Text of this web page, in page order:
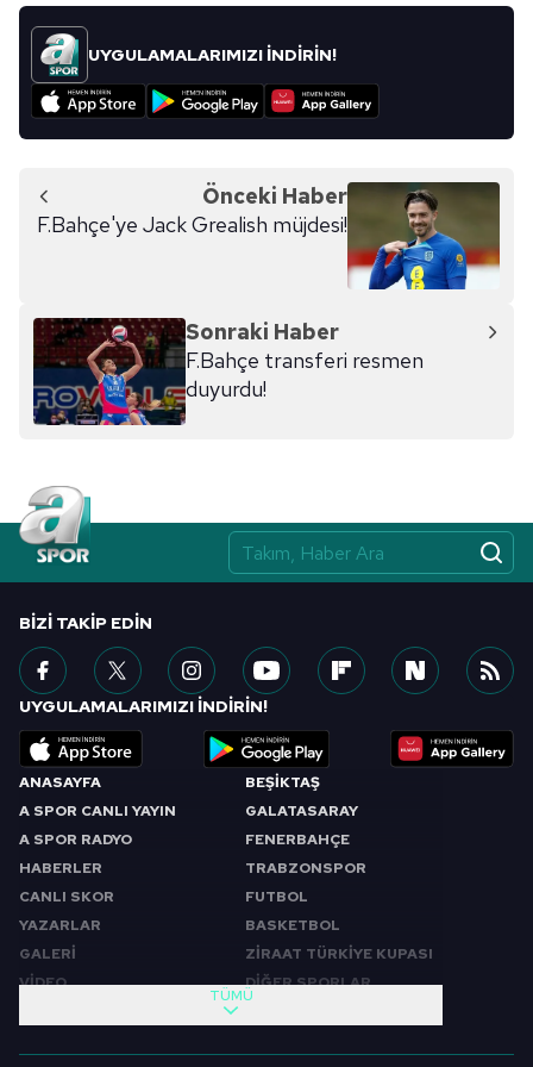
UYGULAMALARIMIZI İNDİRİN!
Önceki Haber
F.Bahçe'ye Jack Grealish müjdesi!
Sonraki Haber
F.Bahçe transferi resmen
duyurdu!
ANASAYFA
A SPOR CANLI YAYIN
A SPOR RADYO
HABERLER
CANLI SKOR
YAZARLAR
GALERİ
VİDEO
BEŞİKTAŞ
GALATASARAY
FENERBAHÇE
TRABZONSPOR
FUTBOL
BASKETBOL
ZİRAAT TÜRKİYE KUPASI
DİĞER SPORLAR
TÜMÜ
BIZI TAKIP EDIN
UYGULAMALARIMIZI İNDİRİN!